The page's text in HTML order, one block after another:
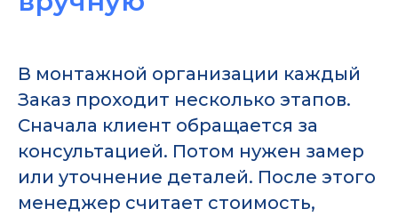
В монтажной организации каждый
Заказ проходит несколько этапов.
Сначала клиент обращается за
консультацией. Потом нужен замер
или уточнение деталей. После этого
менеджер считает стоимость,